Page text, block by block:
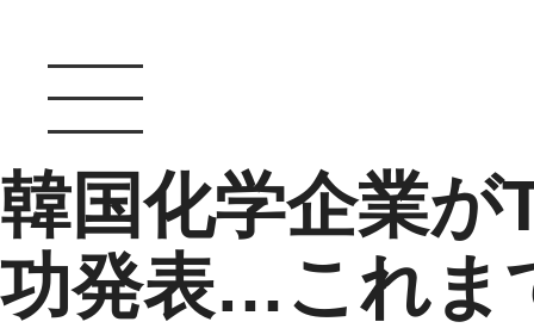
韓国化学企業が
功発表…これま